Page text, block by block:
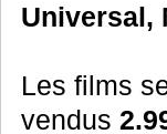
Universal,
Les films
vendus